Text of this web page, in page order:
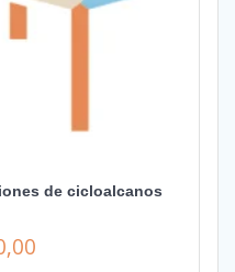
de cicloalcanos
El